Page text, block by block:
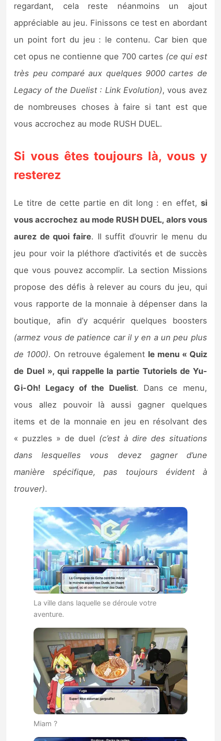
regardant, cela reste néanmoins un ajout
appréciable au jeu. Finissons ce test en abordant
un point fort du jeu : le contenu. Car bien que
cet opus ne contienne que 700 cartes (ce qui est
très peu comparé aux quelques 9000 cartes de
Legacy of the Duelist : Link Evolution), vous avez
de nombreuses choses à faire si tant est que
vous accrochez au mode RUSH DUEL.
Si vous êtes toujours là, vous y
resterez
Le titre de cette partie en dit long : en effet, si
vous accrochez au mode RUSH DUEL, alors vous
aurez de quoi faire. Il suffit d’ouvrir le menu du
jeu pour voir la pléthore d’activités et de succès
que vous pouvez accomplir. La section Missions
propose des défis à relever au cours du jeu, qui
vous rapporte de la monnaie à dépenser dans la
boutique, afin d’y acquérir quelques boosters
(armez vous de patience car il y en a un peu plus
de 1000). On retrouve également le menu « Quiz
de Duel », qui rappelle la partie Tutoriels de Yu-
Gi-Oh! Legacy of the Duelist. Dans ce menu,
vous allez pouvoir là aussi gagner quelques
items et de la monnaie en jeu en résolvant des
« puzzles » de duel (c’est à dire des situations
dans lesquelles vous devez gagner d’une
manière spécifique, pas toujours évident à
trouver).
La ville dans laquelle se déroule votre
aventure.
Miam ?